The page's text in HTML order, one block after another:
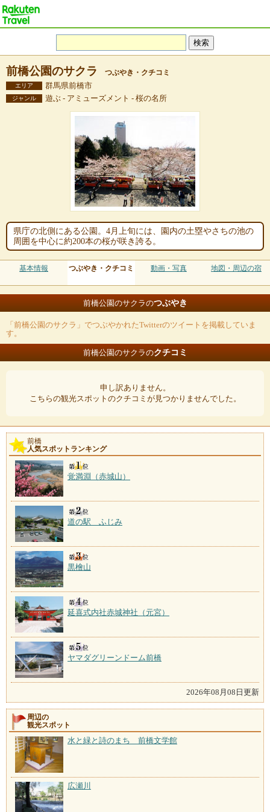
前橋公園のサクラ つぶやき・クチコミ
エリア 群馬県前橋市
ジャンル 遊ぶ - アミューズメント - 桜の名所
県庁の北側にある公園。4月上旬には、園内の土塁やさちの池の
周囲を中心に約200本の桜が咲き誇る。
基本情報 つぶやき・クチコミ 動画・写真 地図・周辺の宿
前橋公園のサクラのつぶやき
「前橋公園のサクラ」でつぶやかれたTwitterのツイートを掲載していま
す。
前橋公園のサクラのクチコミ
申し訳ありません。
こちらの観光スポットのクチコミが見つかりませんでした。
前橋
人気スポットランキング
覚満淵（赤城山）
道の駅 ふじみ
黒檜山
延喜式内社赤城神社（元宮）
ヤマダグリーンドーム前橋
2026年08月08日更新
周辺の
観光スポット
水と緑と詩のまち 前橋文学館
広瀬川